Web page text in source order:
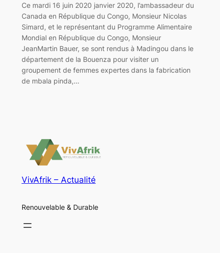
Ce mardi 16 juin 2020 janvier 2020, l’ambassadeur du
Canada en République du Congo, Monsieur Nicolas
Simard, et le représentant du Programme Alimentaire
Mondial en République du Congo, Monsieur
JeanMartin Bauer, se sont rendus à Madingou dans le
département de la Bouenza pour visiter un
groupement de femmes expertes dans la fabrication
de mbala pinda,…
VivAfrik – Actualité
Renouvelable & Durable